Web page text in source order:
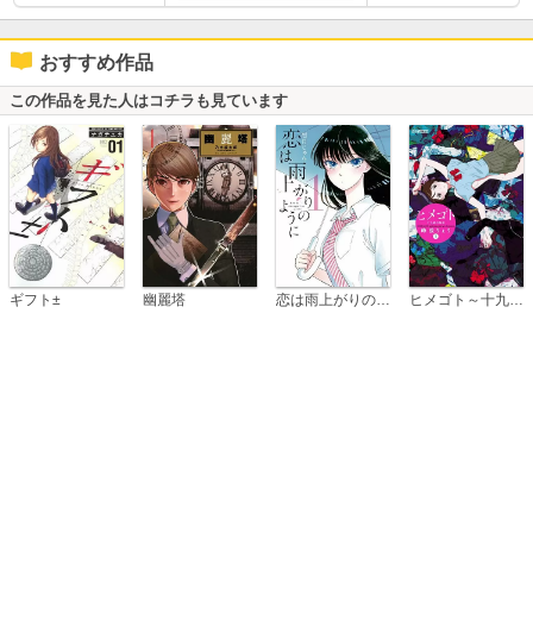
おすすめ作品
この作品を見た人はコチラも見ています
ギフト± 幽麗塔 ヒメゴト～十九歳の制服～